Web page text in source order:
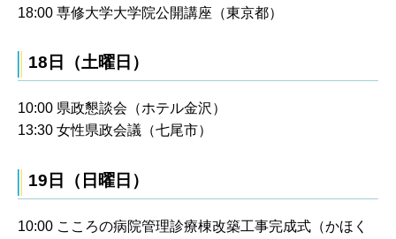
18:00 専修大学大学院公開講座（東京都）
18日（土曜日）
10:00 県政懇談会（ホテル金沢）
13:30 女性県政会議（七尾市）
19日（日曜日）
10:00 こころの病院管理診療棟改築工事完成式（かほく